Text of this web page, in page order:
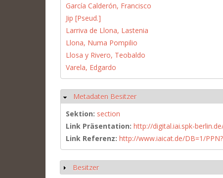
García Calderón, Francisco
Jip [Pseud.]
Larriva de Llona, Lastenia
Llona, Numa Pompilio
Llosa y Rivero, Teobaldo
Varela, Edgardo
Hide
Metadaten Besitzer
Sektion: section
Link Präsentation: http://digital.iai.spk-
Link Referenz: http://www.iaicat.de/DB=1/
Show
Besitzer